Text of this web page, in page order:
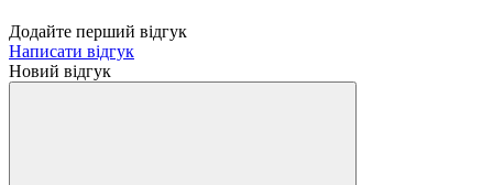
Додайте перший відгук
Написати відгук
Новий відгук